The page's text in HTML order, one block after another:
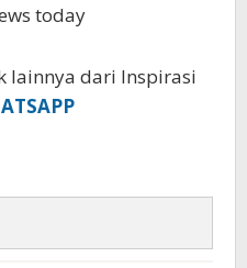
today
lainnya dari Inspirasi